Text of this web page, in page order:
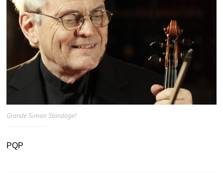
Grande Simon Standage!
PQP